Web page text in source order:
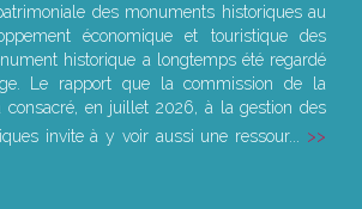
des monuments historiques au
économique et touristique des
historique a longtemps été regardé
Le rapport que la commission de la
consacré, en juillet 2026, à la gestion des
invite à y voir aussi une ressour...